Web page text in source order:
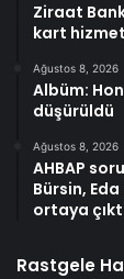
Ziraat
kart
Ağustos 8, 2026
Albüm:
düşürüldü
Ağustos 8, 2026
AHBAP
Bürsin,
ortaya
Rastgele